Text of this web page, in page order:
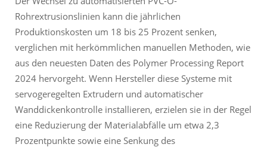
Rohrextrusionslinien kann die jährlichen
Produktionskosten um 18 bis 25 Prozent senken,
verglichen mit herkömmlichen manuellen Methoden, wie
aus den neuesten Daten des Polymer Processing Report
2024 hervorgeht. Wenn Hersteller diese Systeme mit
servogeregelten Extrudern und automatischer
Wanddickenkontrolle installieren, erzielen sie in der Regel
eine Reduzierung der Materialabfälle um etwa 2,3
Prozentpunkte sowie eine Senkung des